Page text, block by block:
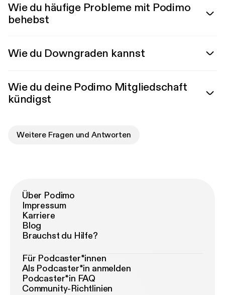
Wie du häufige Probleme mit Podimo
behebst
Wie du Downgraden kannst
Wie du deine Podimo Mitgliedschaft
kündigst
Weitere Fragen und Antworten
Über Podimo
Impressum
Karriere
Blog
Brauchst du Hilfe?
Für Podcaster*innen
Als Podcaster*in anmelden
Podcaster*in FAQ
Community-Richtlinien